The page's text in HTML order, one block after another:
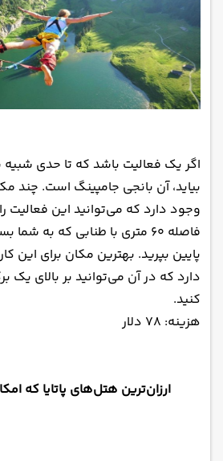
اگر یک فعالیت باشد که تا حدی شبیه
بیاید، آن بانجی جامپینگ است. چند
وجود دارد که می‌توانید این فعالیت
فاصله ۶۰ متری با طنابی که به
دارد که در آن می‌توانید بر بالای یک
کنید.
هزینه: ۷۸ دلار
ارزان‌ترین هتل‌های پاتایا که